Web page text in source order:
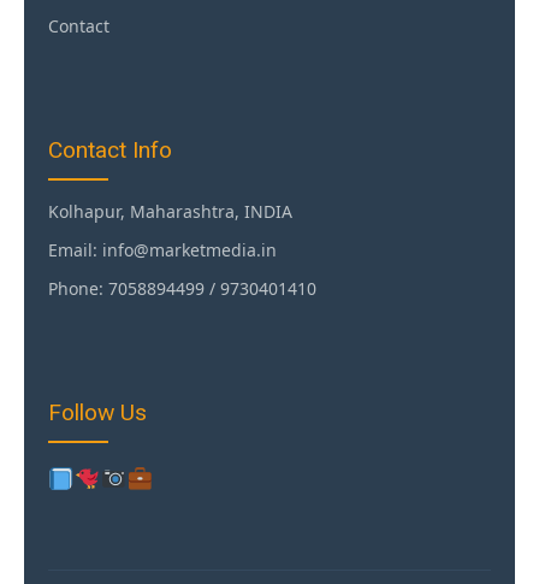
Contact
Contact Info
Kolhapur, Maharashtra, INDIA
Email: info@marketmedia.in
Phone: 7058894499 / 9730401410
Follow Us